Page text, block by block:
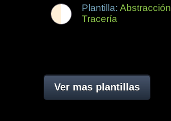
Plantilla: Abstracción
Tracería
Ver mas plantillas